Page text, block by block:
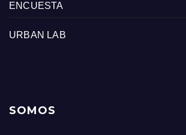
ENCUESTA
URBAN LAB
SOMOS